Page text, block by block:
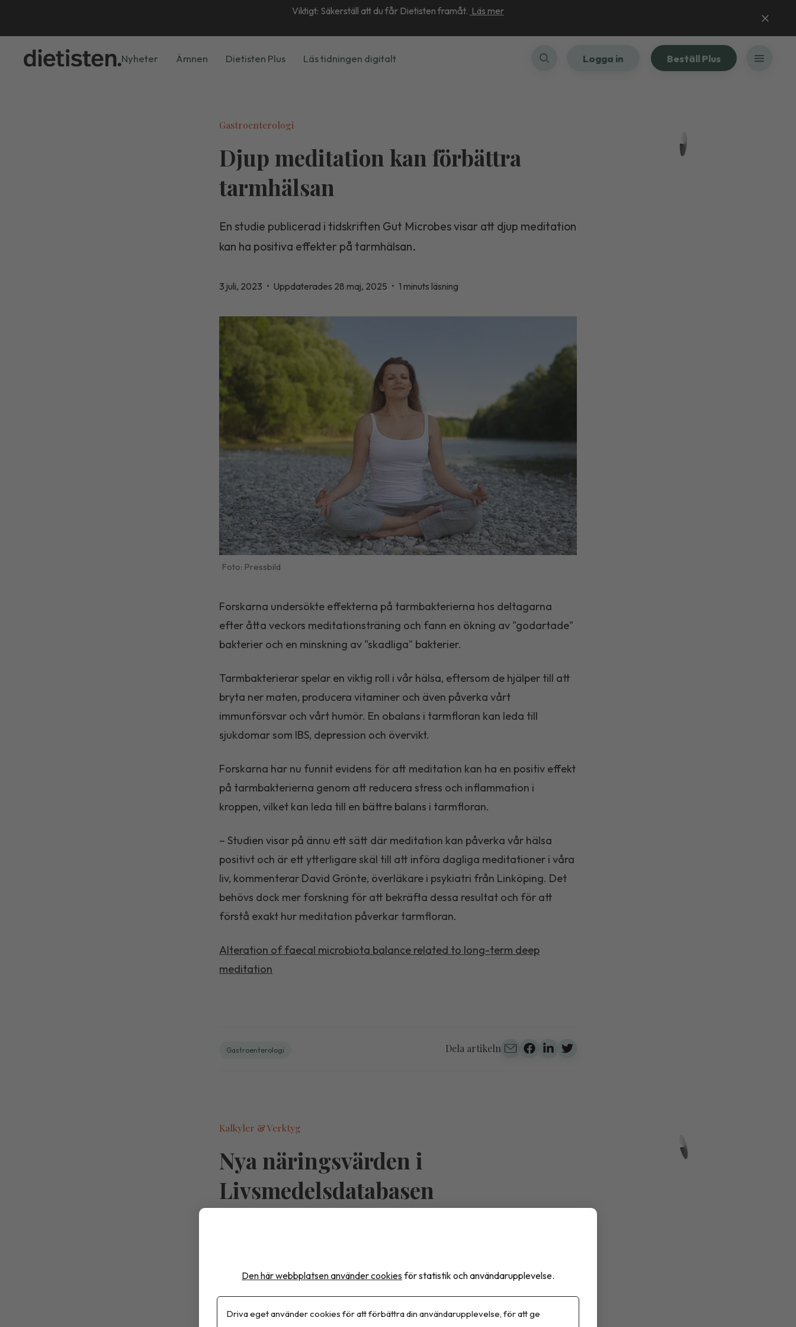
Viktigt: Säkerställ att du får Dietisten framåt. Läs mer
Nyheter Ämnen Dietisten Plus Läs tidningen digitalt Logga in Beställ Plus
Gastroenterologi
Djup meditation kan förbättra
tarmhälsan
En studie publicerad i tidskriften Gut Microbes visar att djup meditation
kan ha positiva effekter på tarmhälsan.
3 juli, 2023 • Uppdaterades 28 maj, 2025 • 1 minuts läsning
Pressbild
Forskarna undersökte effekterna på tarmbakterierna hos deltagarna
efter åtta veckors meditationsträning och fann en ökning av "godartade"
bakterier och en minskning av "skadliga" bakterier.
Tarmbakterierar spelar en viktig roll i vår hälsa, eftersom de hjälper till att
bryta ner maten, producera vitaminer och även påverka vårt
immunförsvar och vårt humör. En obalans i tarmfloran kan leda till
sjukdomar som IBS, depression och övervikt.
Forskarna har nu funnit evidens för att meditation kan ha en positiv effekt
på tarmbakterierna genom att reducera stress och inflammation i
kroppen, vilket kan leda till en bättre balans i tarmfloran.
– Studien visar på ännu ett sätt där meditation kan påverka vår hälsa
positivt och är ett ytterligare skäl till att införa dagliga meditationer i våra
liv, kommenterar David Grönte, överläkare i psykiatri från Linköping. Det
behövs dock mer forskning för att bekräfta dessa resultat och för att
förstå exakt hur meditation påverkar tarmfloran.
Alteration of faecal microbiota balance related to long-term deep
meditation
Gastroenterologi Dela artikeln
Kalkyler & Verktyg
Nya näringsvärden i
Livsmedelsdatabasen
nyheterna finns analyser från projektet ”Fetter, mejerier och ägg
norska och danska livsmedelsdatabaserna.
Den här webbplatsen använder cookies för statistik och användarupplevelse.
Driva eget använder cookies för att förbättra din användarupplevelse, för att ge